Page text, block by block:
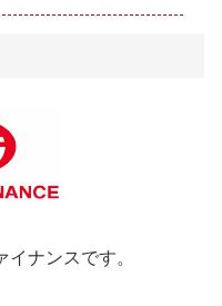
ナンスです。